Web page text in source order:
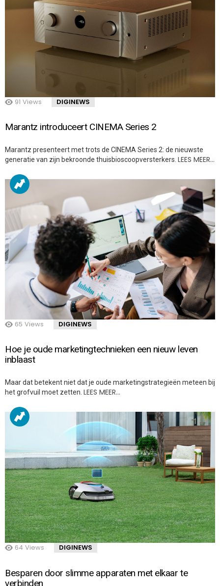
91 Views DIGINEWS
Marantz introduceert CINEMA Series 2
Marantz presenteert met trots de CINEMA Series 2: de nieuwste
generatie van zijn bekroonde thuisbioscoopversterkers. LEES MEER…
65 Views DIGINEWS
Hoe je oude marketingtechnieken een nieuw leven
inblaast
Maar dat betekent niet dat je oude marketingstrategieën meteen bij
het grofvuil moet zetten. LEES MEER…
64 Views DIGINEWS
Besparen door slimme apparaten met elkaar te
verbinden